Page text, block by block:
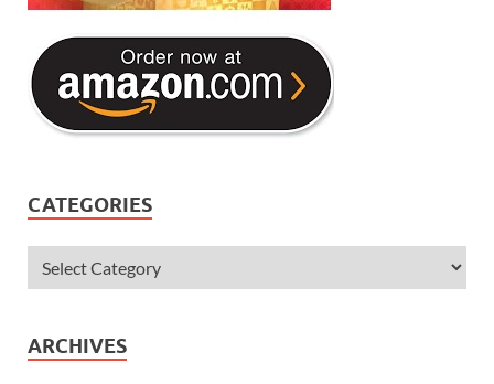
CATEGORIES
ARCHIVES